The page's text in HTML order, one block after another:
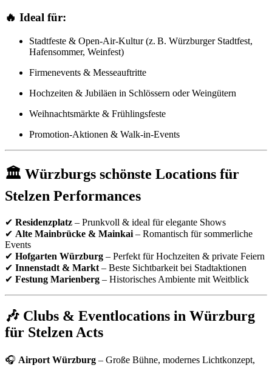
🔥 Ideal für:
Stadtfeste & Open-Air-Kultur (z. B. Würzburger Stadtfest,
Hafensommer, Weinfest)
Firmenevents & Messeauftritte
Hochzeiten & Jubiläen in Schlössern oder Weingütern
Weihnachtsmärkte & Frühlingsfeste
Promotion-Aktionen & Walk-in-Events
🏛 Würzburgs schönste Locations für
Stelzen Performances
✔ Residenzplatz – Prunkvoll & ideal für elegante Shows
✔ Alte Mainbrücke & Mainkai – Romantisch für sommerliche
Events
✔ Hofgarten Würzburg – Perfekt für Hochzeiten & private Feiern
✔ Innenstadt & Markt – Beste Sichtbarkeit bei Stadtaktionen
✔ Festung Marienberg – Historisches Ambiente mit Weitblick
🎶 Clubs & Eventlocations in Würzburg
für Stelzen Acts
🎧 Airport Würzburg – Große Bühne, modernes Lichtkonzept,